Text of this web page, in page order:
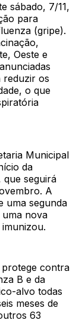
sábado, 7/11,
para
(gripe).
Oeste e
os
o que
Municipal
da
seguirá
A
uma segunda
nova
contra
B e da
alvo todas
meses de
63